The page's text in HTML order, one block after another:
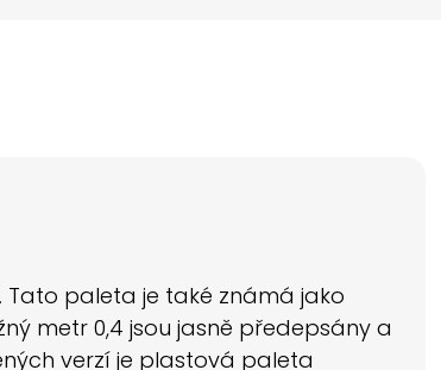
Tato paleta je také známá jako
metr 0,4 jsou jasně předepsány a
verzí je plastová paleta